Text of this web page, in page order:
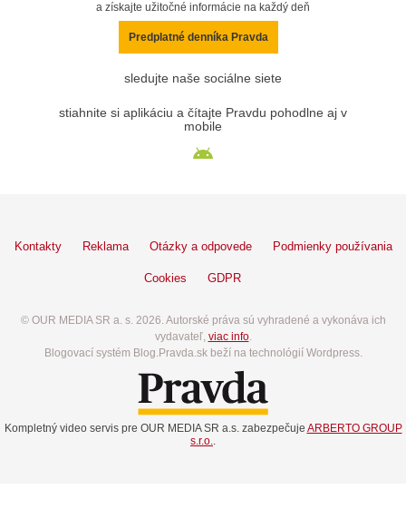
a získajte užitočné informácie na každý deň
Predplatné denníka Pravda
sledujte naše sociálne siete
stiahnite si aplikáciu a čítajte Pravdu pohodlne aj v
mobile
Kontakty Reklama Otázky a odpovede Podmienky používania
Cookies GDPR
© OUR MEDIA SR a. s. 2026. Autorské práva sú vyhradené a vykonáva ich
vydavateľ, viac info.
Blogovací systém Blog.Pravda.sk beží na technológií Wordpress.
Kompletný video servis pre OUR MEDIA SR a.s. zabezpečuje ARBERTO GROUP
s.r.o..